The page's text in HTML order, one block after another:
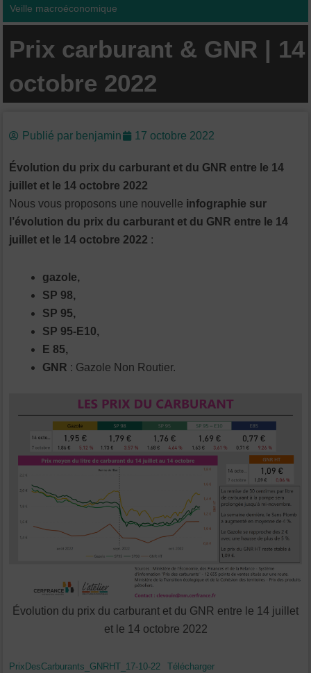
Veille macroéconomique
Prix carburant & GNR | 14
octobre 2022
Publié par benjamin 17 octobre 2022
Évolution du prix du carburant et du GNR entre le 14
juillet et le 14 octobre 2022
Nous vous proposons une nouvelle infographie sur
l’évolution du prix du carburant et du GNR entre le 14
juillet et le 14 octobre 2022 :
gazole,
SP 98,
SP 95,
SP 95-E10,
E 85,
GNR : Gazole Non Routier.
Évolution du prix du carburant et du GNR entre le 14 juillet
et le 14 octobre 2022
PrixDesCarburants_GNRHT_17-10-22 Télécharger